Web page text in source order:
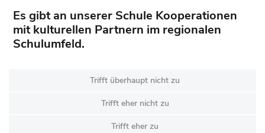
Es gibt an unserer Schule Kooperationen
mit kulturellen Partnern im regionalen
Schulumfeld.
Trifft überhaupt nicht zu
Trifft eher nicht zu
Trifft eher zu